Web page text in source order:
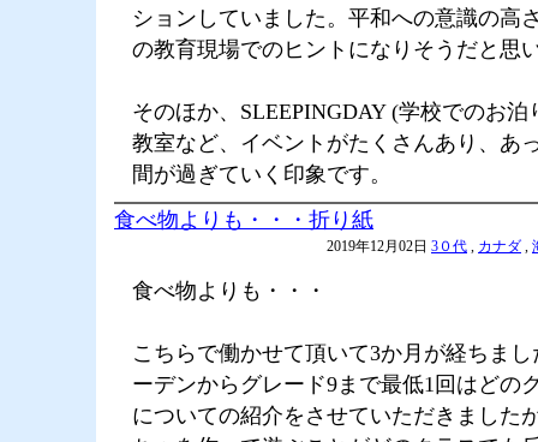
ションしていました。平和への意識の高
の教育現場でのヒントになりそうだと思
そのほか、SLEEPINGDAY (学校でのお
教室など、イベントがたくさんあり、あ
間が過ぎていく印象です。
食べ物よりも・・・折り紙
2019年12月02日 3０代 , カナダ ,
食べ物よりも・・・
こちらで働かせて頂いて3か月が経ちま
ーデンからグレード9まで最低1回はどの
についての紹介をさせていただきました